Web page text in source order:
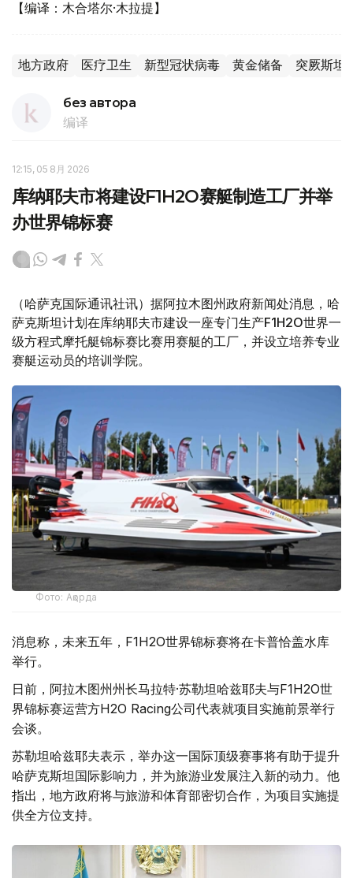
【编译：木合塔尔·木拉提】
地方政府 医疗卫生 新型冠状病毒 黄金储备 突厥斯坦
без автора
编译
12:15, 05 8月 2026
库纳耶夫市将建设F1H2O赛艇制造工厂并举
办世界锦标赛
（哈萨克国际通讯社讯）据阿拉木图州政府新闻处消息，哈
萨克斯坦计划在库纳耶夫市建设一座专门生产F1H2O世界一
级方程式摩托艇锦标赛比赛用赛艇的工厂，并设立培养专业
赛艇运动员的培训学院。
Фото: Ақорда
消息称，未来五年，F1H2O世界锦标赛将在卡普恰盖水库
举行。
日前，阿拉木图州州长马拉特·苏勒坦哈兹耶夫与F1H2O世
界锦标赛运营方H2O Racing公司代表就项目实施前景举行
会谈。
苏勒坦哈兹耶夫表示，举办这一国际顶级赛事将有助于提升
哈萨克斯坦国际影响力，并为旅游业发展注入新的动力。他
指出，地方政府将与旅游和体育部密切合作，为项目实施提
供全方位支持。